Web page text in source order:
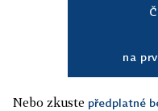
na
Nebo zkuste předplatné